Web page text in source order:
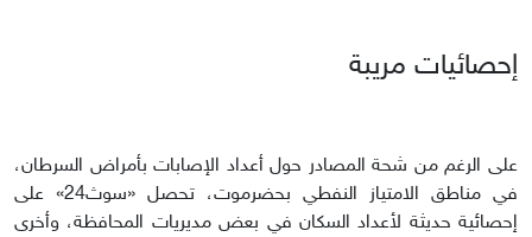
إحصائيات مريبة
على الرغم من شحة المصادر حول أعداد الإصابات بأمراض السرطان،
في مناطق الامتياز النفطي بحضرموت، تحصل «سوث24» على
إحصائية حديثة لأعداد السكان في بعض مديريات المحافظة، وأخرى